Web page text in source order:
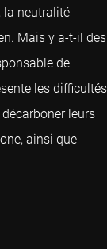
la neutralité
Mais y a-t-il des
de
les difficultés
leurs
ainsi que